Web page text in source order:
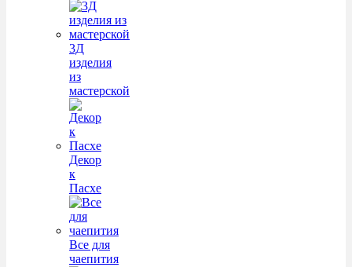
3Д
изделия
из
мастерской
Декор
к
Пасхе
Все для
чаепития